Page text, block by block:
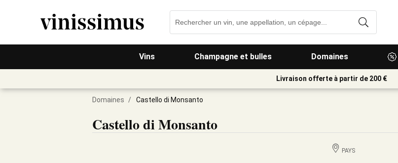
Vins Champagne et bulles Domaines
Livraison offerte à partir de 200 €
Domaines / Castello di Monsanto
Castello di Monsanto
PAYS